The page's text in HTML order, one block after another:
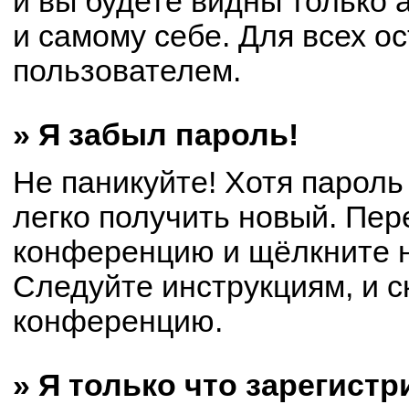
и самому себе. Для всех
пользователем.
» Я забыл пароль!
Не паникуйте! Хотя
легко получить новый.
конференцию и щёлкните
Следуйте инструкциям, и
конференцию.
» Я только что